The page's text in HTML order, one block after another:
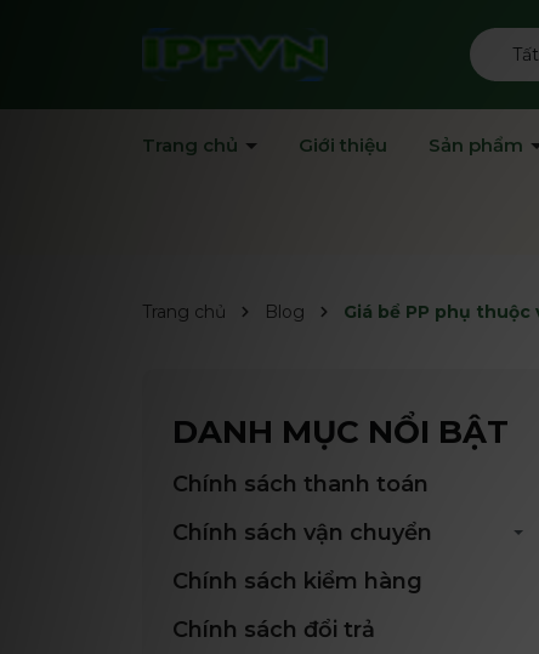
Trang chủ Giới thiệu Sản phẩm
Trang chủ Blog Giá bể PP phụ
DANH MỤC NỔI BẬT
Chính sách thanh toán
Chính sách vận chuyển
Chính sách kiểm hàng
Chính sách đổi trả